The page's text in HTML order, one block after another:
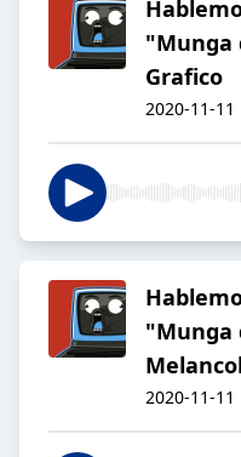
"Munga
Grafico
2020-11-11
"Munga
2020-11-11